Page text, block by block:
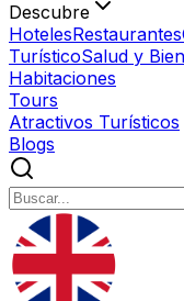
Descubre
HotelesRestaurantes
TurísticoSalud y
Habitaciones
Tours
Atractivos Turísticos
Blogs